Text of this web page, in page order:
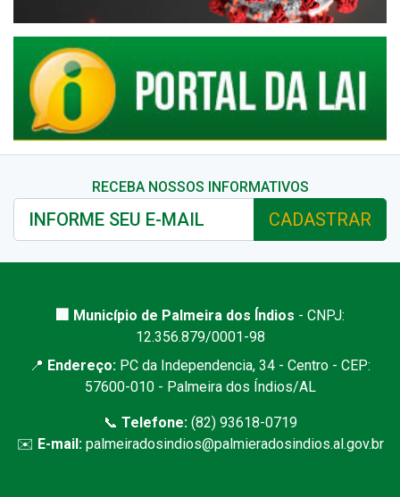
RECEBA NOSSOS INFORMATIVOS
CADASTRAR
🏢 Município de Palmeira dos Índios - CNPJ:
12.356.879/0001-98
📍 Endereço: PC da Independencia, 34 - Centro - CEP:
57600-010 - Palmeira dos Índios/AL
📞 Telefone:(82) 93618-0719
✉️ E-mail: palmeiradosindios@palmieradosindios.al.gov.br